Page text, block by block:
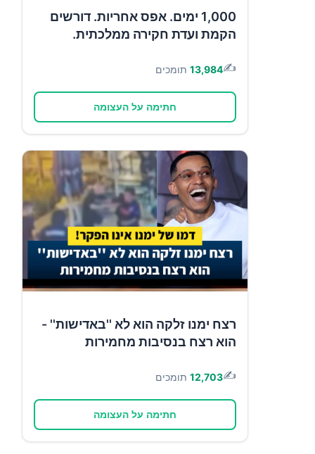
1,000 ימים. אפס אחריות. דורשים
הקמת ועדת חקירה ממלכתית.
✍️
13,984 תומכים
חתימה על העצומה
רצח ימנו זלקה הוא לא ''באדישות'' -
הוא רצח בנסיבות מחמירות
✍️
12,703 תומכים
חתימה על העצומה